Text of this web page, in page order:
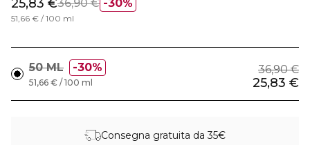
30%
25,83 €36,90 €
51,66 € / 100 ml
50 ML 30% 36,90 €
25,83 €
51,66 € / 100 ml
Consegna gratuita da 35€